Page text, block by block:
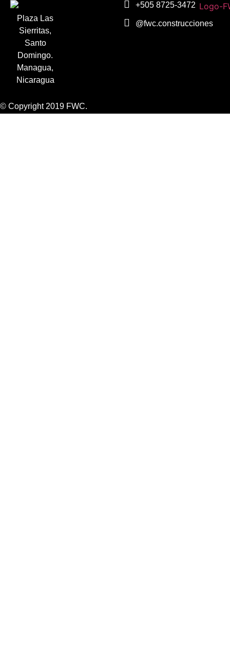
Plaza Las
Sierritas,
Santo
Domingo.
Managua,
Nicaragua
+505 8725-3472
@fwc.construcciones
© Copyright 2019 FWC.